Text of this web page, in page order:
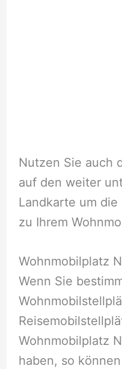
Nutzen Sie auch
auf den weiter
Landkarte um
zu Ihrem
Wohnmobilplatz
Wenn Sie
Wohnmobilplatz
haben, so